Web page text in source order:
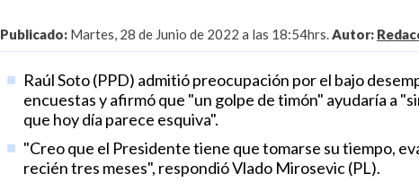
Publicado: Martes, 28 de Junio de 2022 a las 18:54hrs.Autor:
Raúl Soto (PPD) admitió preocupación por el bajo
encuestas y afirmó que "un golpe de timón" ayudaría a
que hoy día parece esquiva".
"Creo que el Presidente tiene que tomarse su tiempo,
recién tres meses", respondió Vlado Mirosevic (PL).